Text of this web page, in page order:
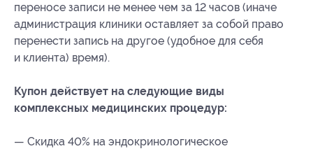
переносе записи не менее чем за 12 часов (иначе
администрация клиники оставляет за собой право
перенести запись на другое (удобное для себя
и клиента) время).
Купон действует на следующие виды
комплексных медицинских процедур:
— Скидка 40% на эндокринологическое